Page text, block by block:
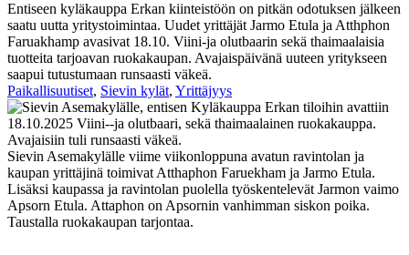
Entiseen kyläkauppa Erkan kiinteistöön on pitkän odotuksen jälkeen
saatu uutta yritystoimintaa. Uudet yrittäjät Jarmo Etula ja Atthphon
Faruakhamp avasivat 18.10. Viini-ja olutbaarin sekä thaimaalaisia
tuotteita tarjoavan ruokakaupan. Avajaispäivänä uuteen yritykseen
saapui tutustumaan runsaasti väkeä.
Paikallisuutiset, Sievin kylät, Yrittäjyys
Sievin Asemakylälle viime viikonloppuna avatun ravintolan ja
kaupan yrittäjinä toimivat Atthaphon Faruekham ja Jarmo Etula.
Lisäksi kaupassa ja ravintolan puolella työskentelevät Jarmon vaimo
Apsorn Etula. Attaphon on Apsornin vanhimman siskon poika.
Taustalla ruokakaupan tarjontaa.